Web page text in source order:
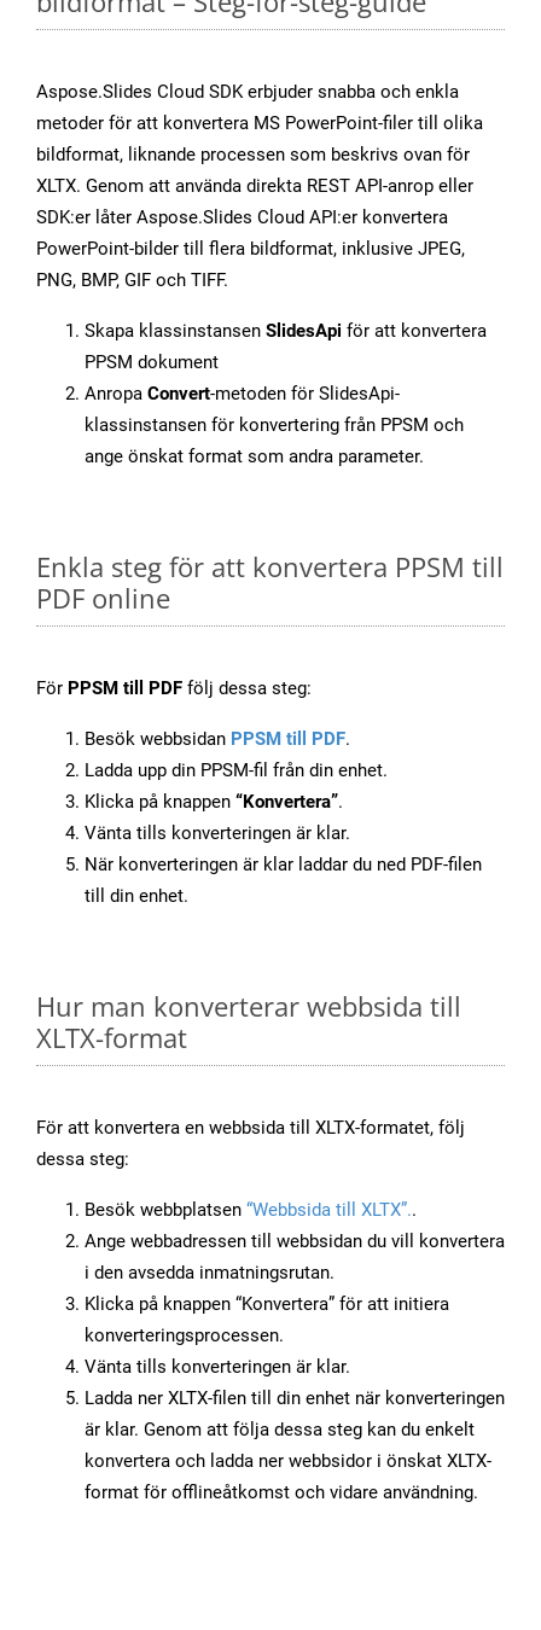
Aspose.Slides Cloud SDK erbjuder snabba och enkla
metoder för att konvertera MS PowerPoint-filer till olika
bildformat, liknande processen som beskrivs ovan för
XLTX. Genom att använda direkta REST API-anrop eller
SDK:er låter Aspose.Slides Cloud API:er konvertera
PowerPoint-bilder till flera bildformat, inklusive JPEG,
PNG, BMP, GIF och TIFF.
Skapa klassinstansen SlidesApi för att konvertera
PPSM dokument
Anropa Convert-metoden för SlidesApi-
klassinstansen för konvertering från PPSM och
ange önskat format som andra parameter.
Enkla steg för att konvertera PPSM till
PDF online
För PPSM till PDF följ dessa steg:
Besök webbsidan PPSM till PDF.
Ladda upp din PPSM-fil från din enhet.
Klicka på knappen “Konvertera”.
Vänta tills konverteringen är klar.
När konverteringen är klar laddar du ned PDF-filen
till din enhet.
Hur man konverterar webbsida till
XLTX-format
För att konvertera en webbsida till XLTX-formatet, följ
dessa steg:
Besök webbplatsen “Webbsida till XLTX”..
Ange webbadressen till webbsidan du vill konvertera
i den avsedda inmatningsrutan.
Klicka på knappen “Konvertera” för att initiera
konverteringsprocessen.
Vänta tills konverteringen är klar.
Ladda ner XLTX-filen till din enhet när konverteringen
är klar. Genom att följa dessa steg kan du enkelt
konvertera och ladda ner webbsidor i önskat XLTX-
format för offlineåtkomst och vidare användning.